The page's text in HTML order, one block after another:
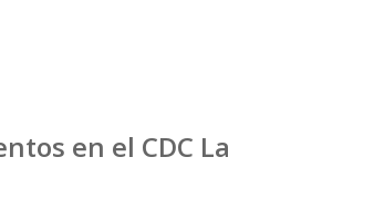
en el CDC La